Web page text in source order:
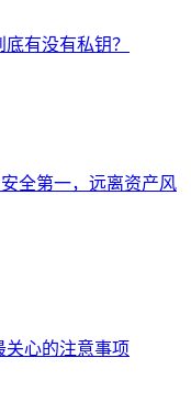
有没有私钥？
全第一，远离资产风
关心的注意事项